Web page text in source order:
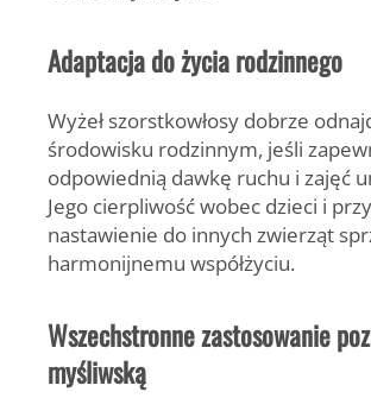
Adaptacja do życia rodzinnego
Wyżeł szorstkowłosy dobrze
środowisku rodzinnym, jeśli
odpowiednią dawkę ruchu i zajęć
Jego cierpliwość wobec dzieci i
nastawienie do innych zwierząt
harmonijnemu współżyciu.
Wszechstronne zastosowanie
myśliwską